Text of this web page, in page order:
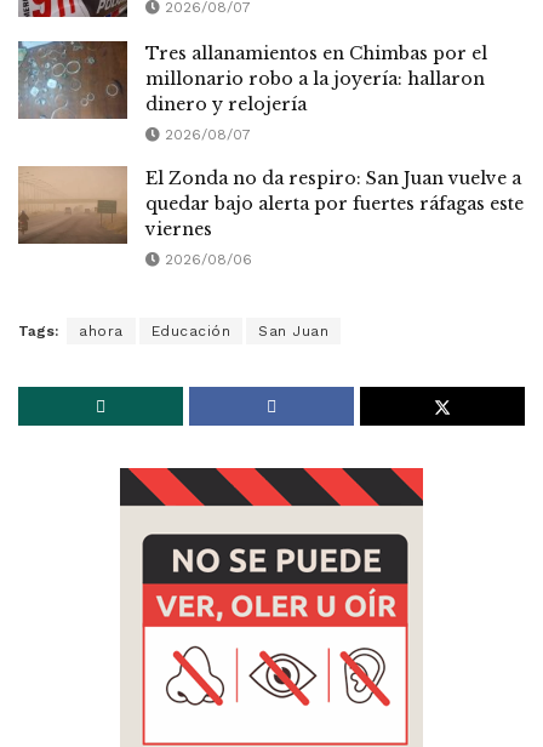
2026/08/07
Tres allanamientos en Chimbas por el
millonario robo a la joyería: hallaron
dinero y relojería
2026/08/07
El Zonda no da respiro: San Juan vuelve a
quedar bajo alerta por fuertes ráfagas este
viernes
2026/08/06
Tags: ahora Educación San Juan